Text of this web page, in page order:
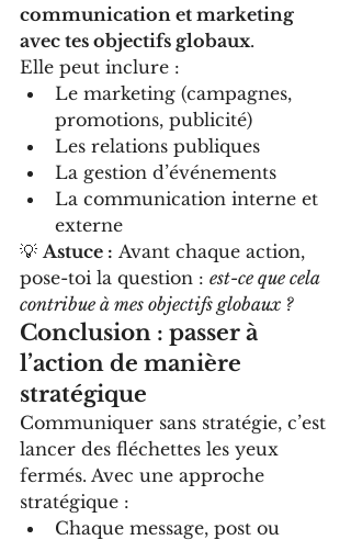
communication et marketing
avec tes objectifs globaux.
Elle peut inclure :
Le marketing (campagnes,
promotions, publicité)
Les relations publiques
La gestion d’événements
La communication interne et
externe
💡 Astuce : Avant chaque action,
pose-toi la question : est-ce que cela
contribue à mes objectifs globaux ?
Conclusion : passer à
l’action de manière
stratégique
Communiquer sans stratégie, c’est
lancer des fléchettes les yeux
fermés. Avec une approche
stratégique :
Chaque message, post ou